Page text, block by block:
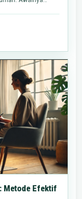
Metode Efektif